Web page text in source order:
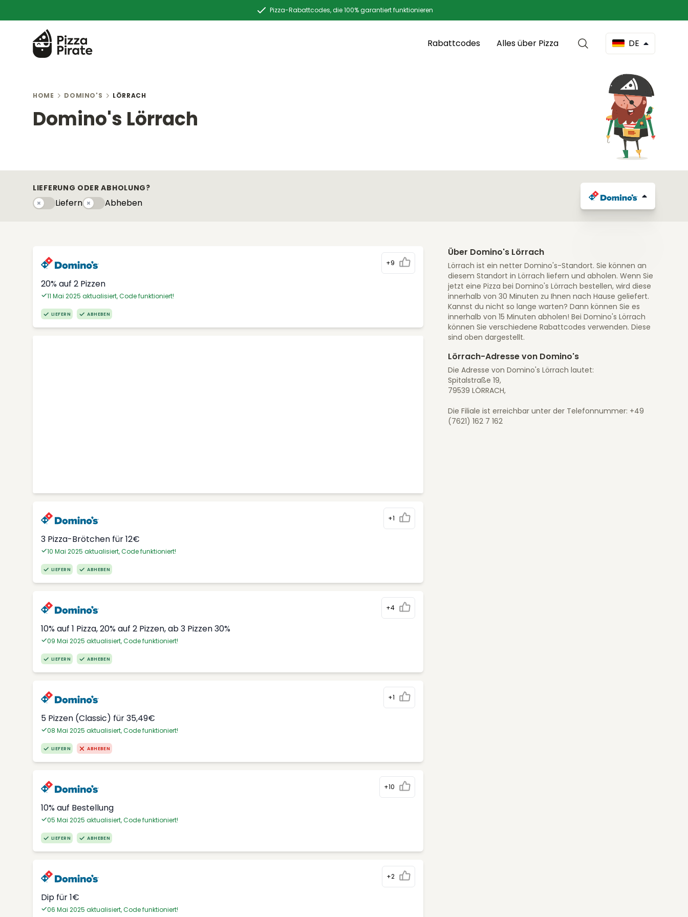
Pizza-Rabattcodes, die 100% garantiert funktionieren
Rabattcodes Alles über Pizza DE
HOME DOMINO'S LÖRRACH
Domino's Lörrach
LIEFERUNG ODER ABHOLUNG?
LiefernLiefernAbhebeny
Abheben
+9
20% auf 2 Pizzen
11 Mai 2025 aktualisiert, Code funktioniert!
LIEFERN ABHEBEN
+1
3 Pizza-Brötchen für 12€
10 Mai 2025 aktualisiert, Code funktioniert!
LIEFERN ABHEBEN
+4
10% auf 1 Pizza, 20% auf 2 Pizzen, ab 3 Pizzen 30%
09 Mai 2025 aktualisiert, Code funktioniert!
LIEFERN ABHEBEN
+1
5 Pizzen (Classic) für 35,49€
08 Mai 2025 aktualisiert, Code funktioniert!
LIEFERN ABHEBEN
+10
10% auf Bestellung
05 Mai 2025 aktualisiert, Code funktioniert!
LIEFERN ABHEBEN
+2
Dip für 1€
06 Mai 2025 aktualisiert, Code funktioniert!
Über Domino's Lörrach
Lörrach ist ein netter Domino's-Standort. Sie können an
diesem Standort in Lörrach liefern und abholen. Wenn Sie
jetzt eine Pizza bei Domino's Lörrach bestellen, wird diese
innerhalb von 30 Minuten zu Ihnen nach Hause geliefert.
Kannst du nicht so lange warten? Dann können Sie es
innerhalb von 15 Minuten abholen! Bei Domino's Lörrach
können Sie verschiedene Rabattcodes verwenden. Diese
sind oben dargestellt.
Lörrach-Adresse von Domino's
Die Adresse von Domino's Lörrach lautet:
Spitalstraße 19,
79539 LÖRRACH,
Die Filiale ist erreichbar unter der Telefonnummer: +49
(7621) 162 7 162